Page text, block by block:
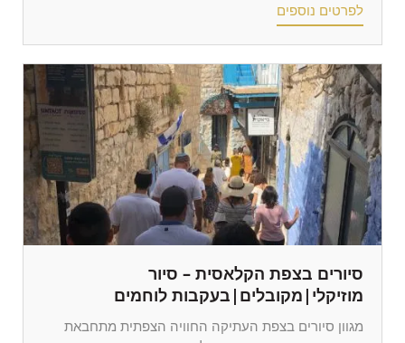
לפרטים נוספים
סיורים בצפת הקלאסית – סיור
מוזיקלי|מקובלים|בעקבות לוחמים
מגוון סיורים בצפת העתיקה החוויה הצפתית מתחבאת